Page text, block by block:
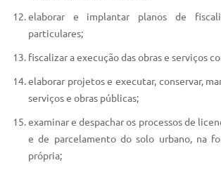
elaborar e implantar planos de
particulares;
fiscalizar a execução das obras e serviços
elaborar projetos e executar, conservar,
serviços e obras públicas;
examinar e despachar os processos de
e de parcelamento do solo urbano, na
própria;